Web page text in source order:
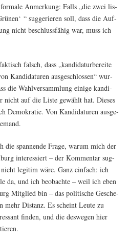
Anmer­kung: Falls „die zwei lis­
“ sug­ge­rie­ren soll, dass die Auf­
nicht beschluss­fä­hig war, muss ich
falsch, dass „kan­di­da­tur­be­rei­te
Kan­di­da­tu­ren aus­ge­schlos­sen“ wur­
die Wahl­ver­samm­lung eini­ge kan­di­
nicht auf die Lis­te gewählt hat. Die­ses
Demo­kra­tie. Von Kan­di­da­tu­ren aus­ge­
die span­nen­de Fra­ge, war­um mich der
inter­es­siert – der Kom­men­tar sug­
nicht legi­tim wäre. Ganz ein­fach: ich
da, und ich beob­ach­te – weil ich eben
Mit­glied bin – das poli­ti­sche Gesche­
mehr Distanz. Es scheint Leu­te zu
fin­den, und die des­we­gen hier